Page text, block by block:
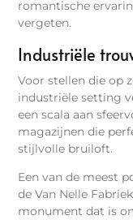
romantische
vergeten.
Industriële
Voor stellen die op
industriële setting
een scala aan
magazijnen die
stijlvolle bruiloft.
Een van de meest
de Van Nelle
monument dat is